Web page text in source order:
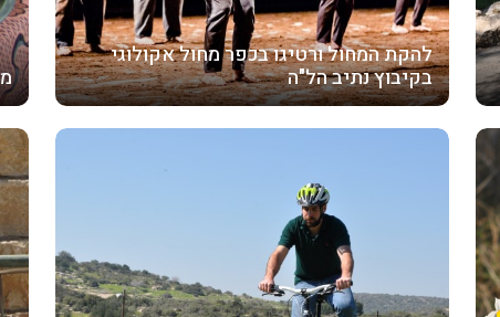
להקת המחול ורטיגו בכפר מחול אקולוגי
בקיבוץ נתיב הל"ה